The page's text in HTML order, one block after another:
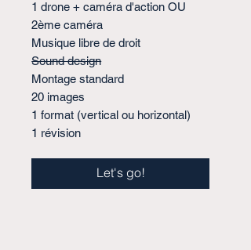
1 drone + caméra d'action OU
2ème caméra
Musique libre de droit
Sound design
Montage standard
20 images
1 format (vertical ou horizontal)
1 révision
Let's go!